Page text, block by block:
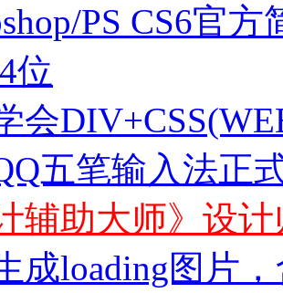
PS CS6官
位
会
五笔输入法正
辅助大师》设
成loading图片